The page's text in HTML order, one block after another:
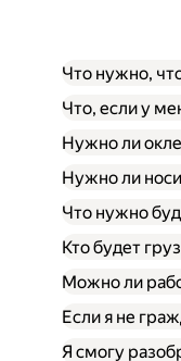
Что нужно,
Что, если у
Нужно ли
Нужно ли
Что нужно
Кто будет
Можно ли
Если я не
Я смогу